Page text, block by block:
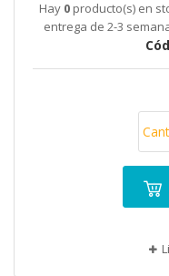
galería
imágenes
Hay 0 producto(s) en
entrega de 2-3